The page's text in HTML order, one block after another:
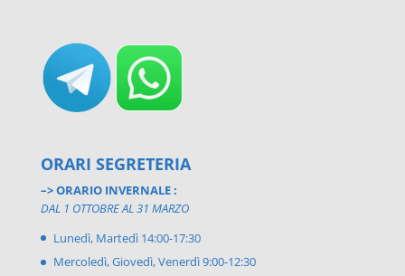
ORARI SEGRETERIA
–> ORARIO INVERNALE :
DAL 1 OTTOBRE AL 31 MARZO
Lunedì, Martedì 14:00-17:30
Mercoledì, Giovedì, Venerdì 9:00-12:30